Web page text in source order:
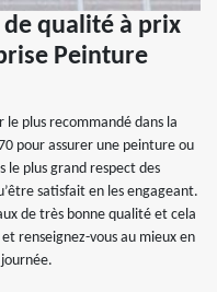
qualité à prix
Peinture
plus recommandé dans la
pour assurer une peinture ou
le plus grand respect des
satisfait en les engageant.
de très bonne qualité et cela
renseignez-vous au mieux en